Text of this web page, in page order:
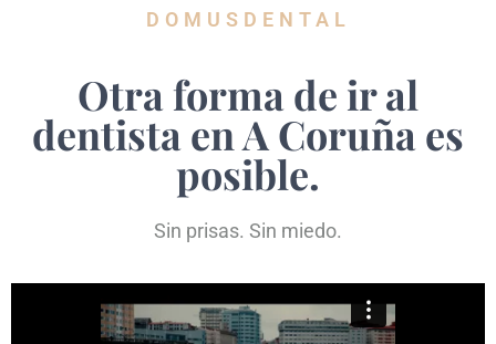
DOMUSDENTAL
Otra forma de ir al
dentista en A Coruña es
posible.
Sin prisas. Sin miedo.